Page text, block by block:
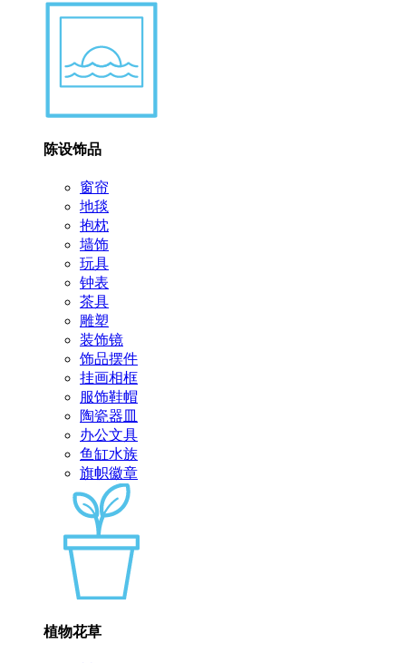
陈设饰品
窗帘
地毯
抱枕
墙饰
玩具
钟表
茶具
雕塑
装饰镜
饰品摆件
挂画相框
服饰鞋帽
陶瓷器皿
办公文具
鱼缸水族
旗帜徽章
植物花草